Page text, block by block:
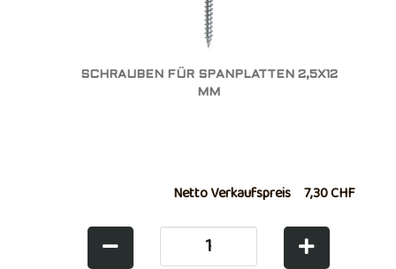
SCHRAUBEN FÜR SPANPLATTEN 2,5X12
MM
Netto Verkaufspreis 7,30 CHF